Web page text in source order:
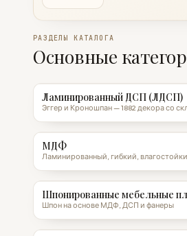
РАЗДЕЛЫ КАТАЛОГА
Основные
Ламинированный ДСП (ЛДСП)
Эггер и Кроношпан — 1882 декора со
МДФ
Ламинированный, гибкий,
Шпонированные мебельные
Шпон на основе МДФ, ДСП и фанеры